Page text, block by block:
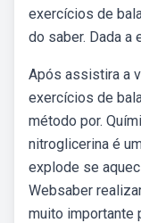
exercícios de
do saber. Dada a
Após assistira a
exercícios de
método por.
nitroglicerina é
explode se
Websaber
muito importante